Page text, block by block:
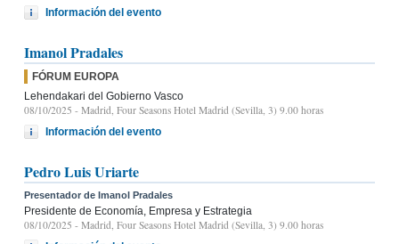
Información del evento
Imanol Pradales
FÓRUM EUROPA
Lehendakari del Gobierno Vasco
08/10/2025 - Madrid, Four Seasons Hotel Madrid (Sevilla, 3) 9.00 horas
Información del evento
Pedro Luis Uriarte
Presentador de Imanol Pradales
Presidente de Economía, Empresa y Estrategia
08/10/2025 - Madrid, Four Seasons Hotel Madrid (Sevilla, 3) 9.00 horas